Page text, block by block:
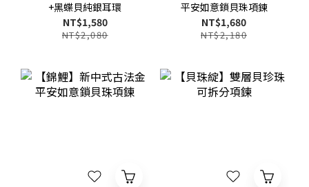
+黑蝶貝純銀耳環
NT$1,580
NT$2,080
平安如意鎖貝珠項鍊
NT$1,680
NT$2,180